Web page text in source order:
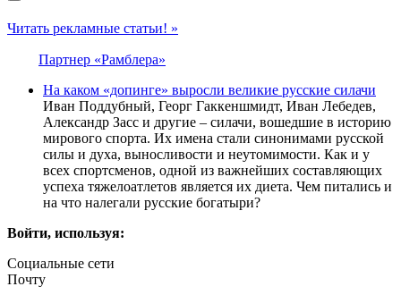
Читать рекламные статьи! »
Партнер «Рамблера»
На каком «допинге» выросли великие русские силачи
Иван Поддубный, Георг Гаккеншмидт, Иван Лебедев,
Александр Засс и другие – силачи, вошедшие в историю
мирового спорта. Их имена стали синонимами русской
силы и духа, выносливости и неутомимости. Как и у
всех спортсменов, одной из важнейших составляющих
успеха тяжелоатлетов является их диета. Чем питались и
на что налегали русские богатыри?
Войти, используя:
Социальные сети
Почту